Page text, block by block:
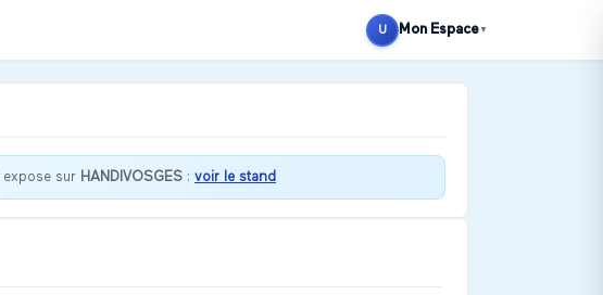
U Mon Espace ▼
expose sur HANDIVOSGES : voir le stand